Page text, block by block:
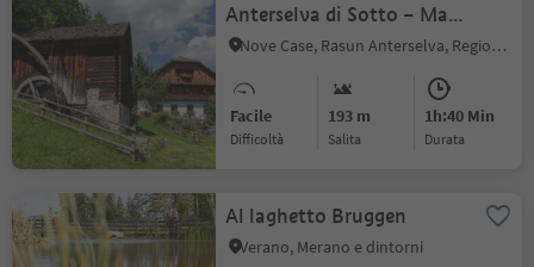
Anterselva di Sotto – Masi
Maierhöfe – Anterselva di
Nove Case, Rasun Anterselva, Regione dolomitica Plan de Corones
Facile
Difficoltà
193 m
Salita
1h:40 Min
durata
Al laghetto Bruggen
Verano, Merano e dintorni